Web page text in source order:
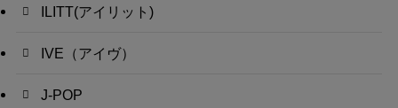
ILITT(アイリット)
IVE（アイヴ）
J-POP